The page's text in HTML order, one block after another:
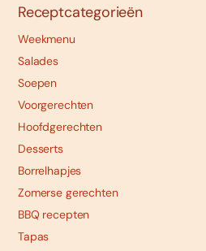
Receptcategorieën
Weekmenu
Salades
Soepen
Voorgerechten
Hoofdgerechten
Desserts
Borrelhapjes
Zomerse gerechten
BBQ recepten
Tapas